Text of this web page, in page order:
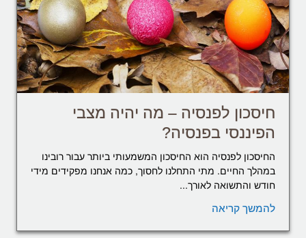
חיסכון לפנסיה – מה יהיה מצבי
הפיננסי בפנסיה?
החיסכון לפנסיה הוא החיסכון המשמעותי ביותר עבור רובינו
במהלך החיים. מתי התחלנו לחסוך, כמה אנחנו מפקידים מידי
חודש והתשואה לאורך...
להמשך קריאה